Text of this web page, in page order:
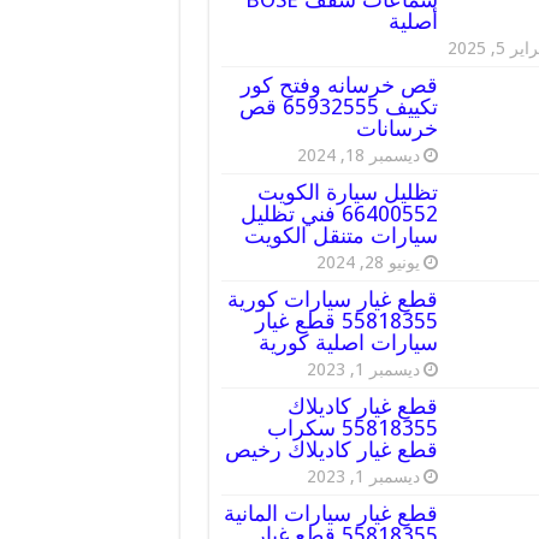
أصلية
5, 2025
قص خرسانه وفتح كور
تكييف 65932555 قص
خرسانات
ديسمبر 18, 2024
تظليل سيارة الكويت
66400552 فني تظليل
سيارات متنقل الكويت
يونيو 28, 2024
قطع غيار سيارات كورية
55818355 قطع غيار
سيارات اصلية كورية
ديسمبر 1, 2023
قطع غيار كاديلاك
55818355 سكراب
قطع غيار كاديلاك رخيص
ديسمبر 1, 2023
قطع غيار سيارات المانية